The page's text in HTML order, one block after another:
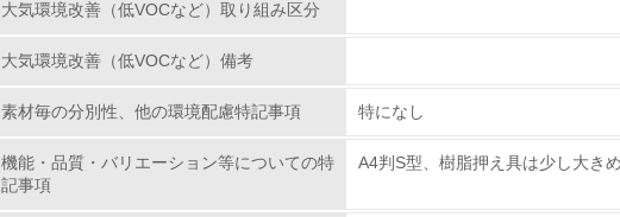
包装・物流
大気環境改善（低VOCなど）取り組み区分
大気環境改善（低VOCなど）備考
素材毎の分別性、他の環境配慮特記事項 特になし
機能・品質・バリエーション等についての特
記事項
A4判S型、樹脂押え具は少し大き